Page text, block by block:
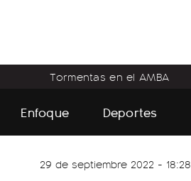
Tormentas en el AMBA
Enfoque Deportes
29 de septiembre 2022 - 18:28